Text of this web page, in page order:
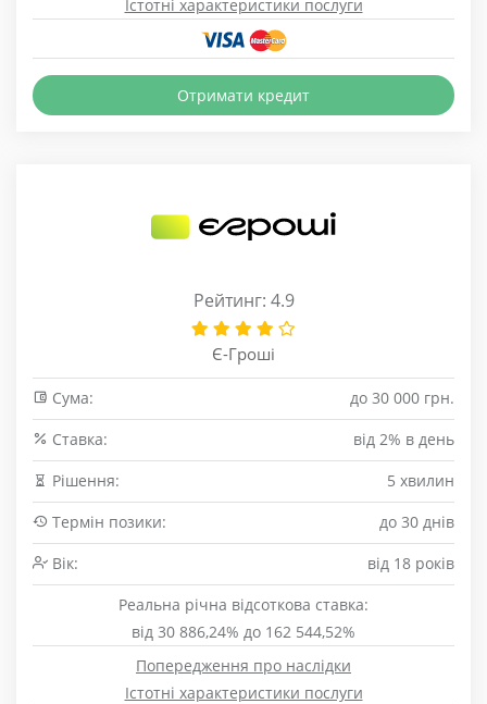
Істотні характеристики послуги
Отримати кредит
Рейтинг: 4.9
Є-Гроші
Сума:
до 30 000 грн.
Cтавка:
від 2% в день
Рішення:
5 хвилин
Термін позики:
до 30 днів
Вік:
від 18 років
Реальна річна відсоткова ставка:
від 30 886,24% до 162 544,52%
Попередження про наслідки
Істотні характеристики послуги